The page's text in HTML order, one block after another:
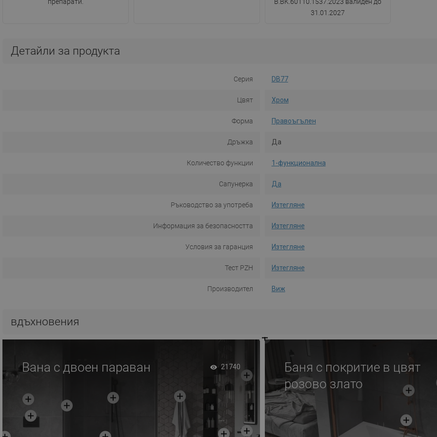
31.01.2027
Детайли за продукта
Серия DB77
Цвят Хром
Форма Правоъгълен
Дръжка Да
Количество функции 1-функционална
Сапунерка Да
Ръководство за употреба Изтегляне
Информация за безопасността Изтегляне
Условия за гаранция Изтегляне
Тест PZH Изтегляне
Производител Виж
вдъхновения
Вана с двоен параван 21740
Баня с покритие в цвят
розово злато